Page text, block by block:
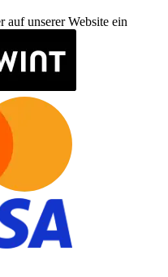
auf unserer Website ein